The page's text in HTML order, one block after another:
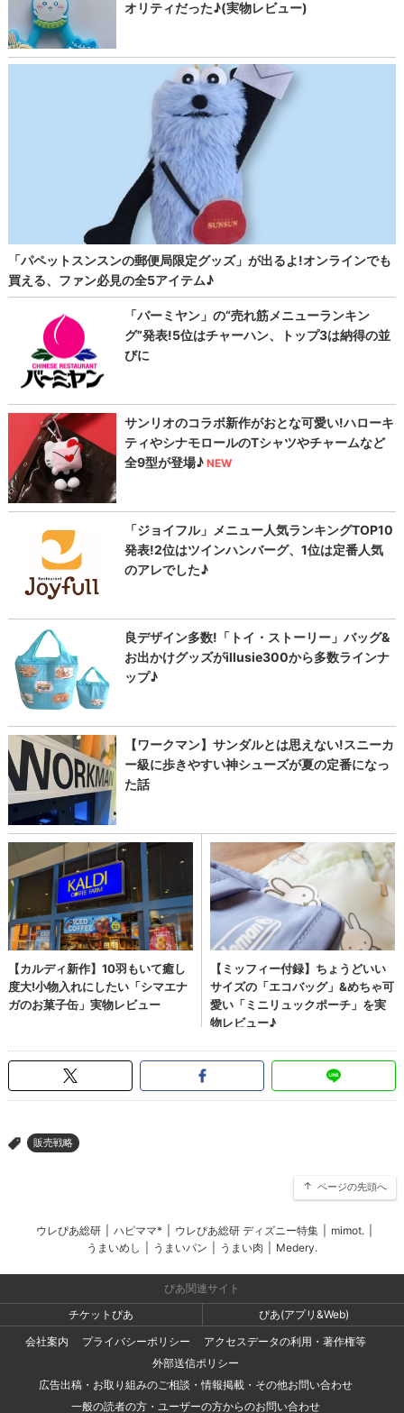
> 販売戦略
ページの先頭へ
ウレぴあ総研 ハピママ* ウレぴあ総研 ディズニー特集 mimot.
うまいめし
うまいパン うまい肉 Medery.
ぴあ関連サイト
チケットぴあ
ぴあ(アプリ&Web)
会社案内
プライバシーポリシー
アクセスデータの利用・著作権等
外部送信ポリシー
広告出稿・お取り組みのご相談・情報掲載・その他お問い合わせ
一般の読者の方・ユーザーの方からのお問い合わせ